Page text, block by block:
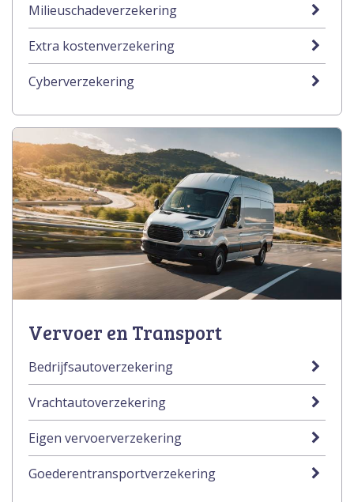
Milieuschadeverzekering
Extra kostenverzekering
Cyberverzekering
Vervoer en Transport
Bedrijfsautoverzekering
Vrachtautoverzekering
Eigen vervoerverzekering
Goederentransportverzekering